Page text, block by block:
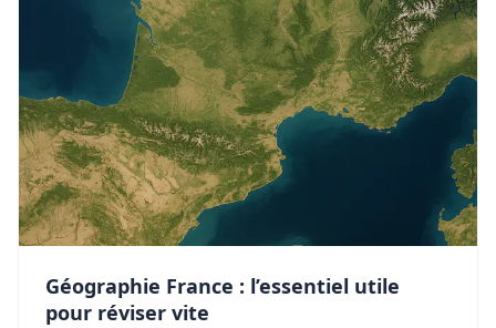
Géographie France : l’essentiel utile
pour réviser vite